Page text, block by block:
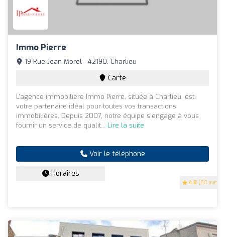
Immo Pierre
4.8 (88 avis)
19 Rue Jean Morel - 42190, Charlieu
Carte
L'agence immobilière Immo Pierre, située à Charlieu, est
votre partenaire idéal pour toutes vos transactions
immobilières. Depuis 2007, notre équipe s'engage à vous
fournir un service de qualit... Lire la suite
Voir le téléphone
Horaires